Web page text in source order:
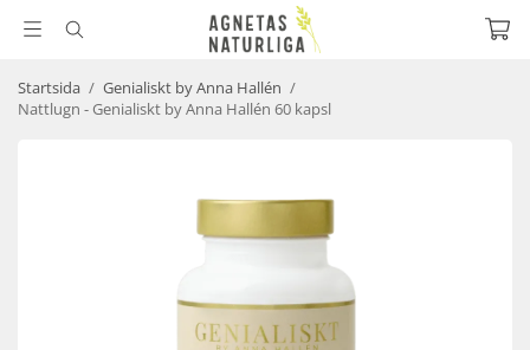
Startsida / Genialiskt by Anna Hallén /
Nattlugn - Genialiskt by Anna Hallén 60 kapsl